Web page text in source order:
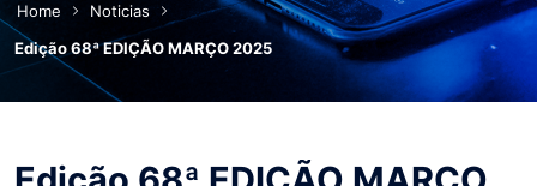
Home
Noticias
Edição 68ª EDIÇÃO MARÇO 2025